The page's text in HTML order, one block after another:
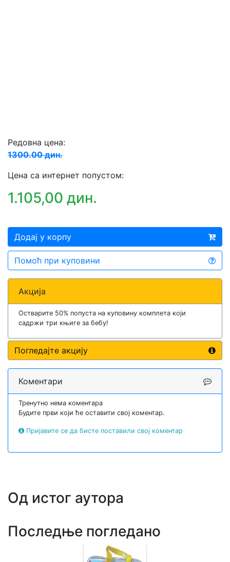
Редовна цена:
1300.00 дин.
Цена са интернет попустом:
1.105,00 дин.
Додај у корпу
Помоћ при куповини
Акција
Остварите 50% попуста на куповину комплета који
садржи три књиге за бебу!
Погледајте акцију
Коментари
Тренутно нема коментара
Будите први који ће оставити свој коментар.
Пријавите се да бисте поставили свој коментар
Од истог аутора
Последње погледано